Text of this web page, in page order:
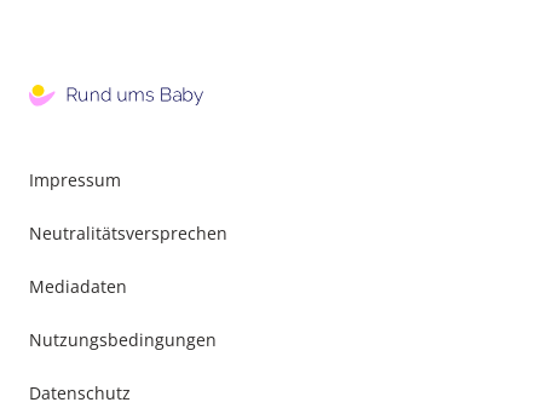
Impressum
Neutralitätsversprechen
Mediadaten
Nutzungsbedingungen
Datenschutz